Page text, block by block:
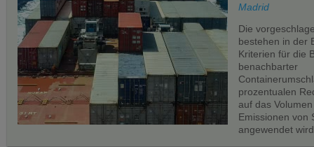
Madrid
Die
bestehen in der
Kriterien für die
benachbarter
prozentualen
auf das
Emissionen von
angewendet